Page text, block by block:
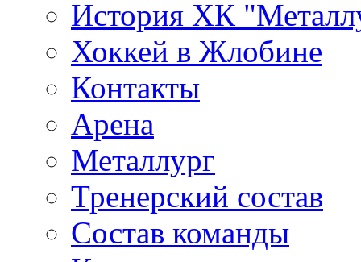
История ХК
Хоккей в Жлобине
Контакты
Арена
Металлург
Тренерский состав
Состав команды